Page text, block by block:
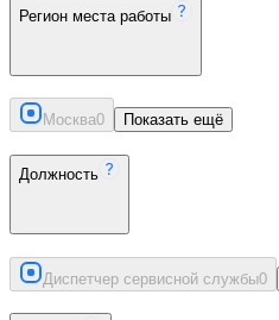
Регион места работы
Москва0 Показать ещё
Должность
Диспетчер сервисной службы0